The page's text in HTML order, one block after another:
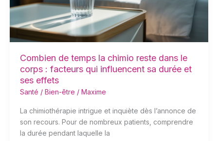
Combien de temps la chimio reste dans le
corps : facteurs qui influencent sa durée et
ses effets
Santé / Bien-être / Maxime
La chimiothérapie intrigue et inquiète dès l’annonce de
son recours. Pour de nombreux patients, comprendre
la durée pendant laquelle la
le
corps
qui
influencent
sa
durée
ses
effets